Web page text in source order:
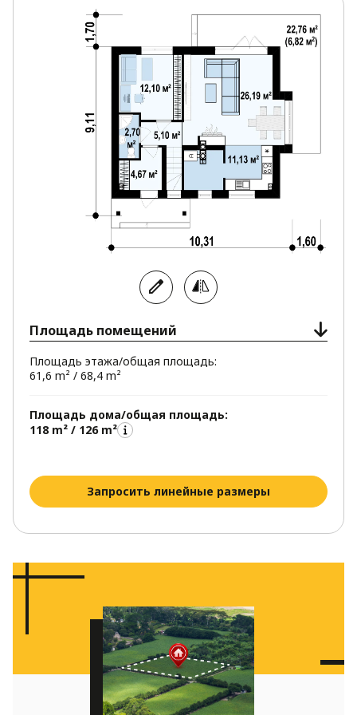
элементом интерьера, но и дополнительным
источником тепла в холодное время года.
Спальная зона расположена на мансарде и
представлена тремя уютными комнатами и
просторным общим санузлом.
Проект Z101 предназначен для семей, которые
беспокоятся о своем комфорте, уюте и
безопасности. Интерьер продуман до мелочей,
каждое помещение будет использовано по
Площадь помещений
Площадь этажа/общая площадь:
61,6 m² / 68,4 m²
Площадь дома/общая площадь:
118 m² / 126 m²
Запросить линейные размеры